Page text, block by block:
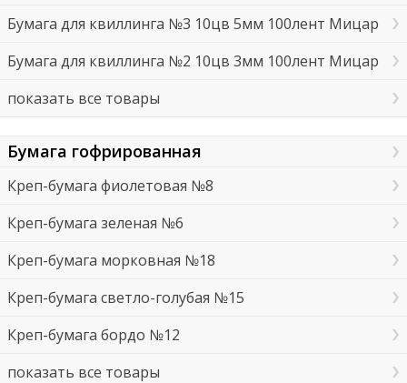
Бумага для квиллинга №3 10цв 5мм 100лент Мицар
Бумага для квиллинга №2 10цв 3мм 100лент Мицар
показать все товары
Бумага гофрированная
Креп-бумага фиолетовая №8
Креп-бумага зеленая №6
Креп-бумага морковная №18
Креп-бумага светло-голубая №15
Креп-бумага бордо №12
показать все товары